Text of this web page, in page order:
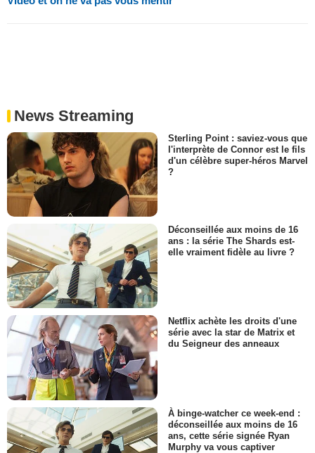
News Streaming
Sterling Point : saviez-vous que
l'interprète de Connor est le fils
d'un célèbre super-héros Marvel
?
Déconseillée aux moins de 16
ans : la série The Shards est-
elle vraiment fidèle au livre ?
Netflix achète les droits d'une
série avec la star de Matrix et
du Seigneur des anneaux
À binge-watcher ce week-end :
déconseillée aux moins de 16
ans, cette série signée Ryan
Murphy va vous captiver